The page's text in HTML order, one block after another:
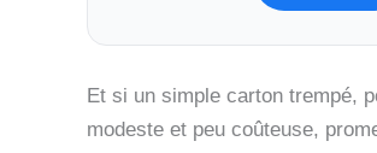
Et si un simple carton trempé,
modeste et peu coûteuse,